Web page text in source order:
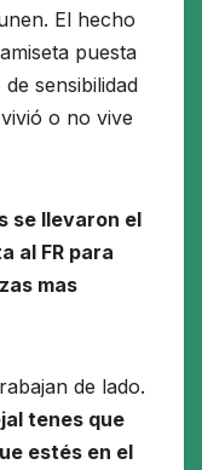
El hecho
puesta
sensibilidad
o no vive
se llevaron el
al FR para
mas
de lado.
tenes que
estés en el